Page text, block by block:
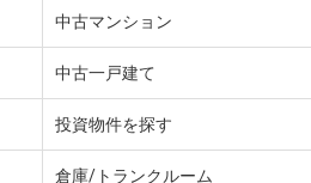
中古マンション
中古一戸建て
投資物件を探す
倉庫/トランクルーム